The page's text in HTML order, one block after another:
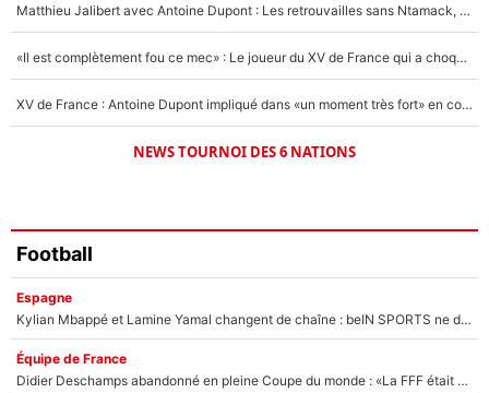
Matthieu Jalibert avec Antoine Dupont : Les retrouvailles sans Ntamack, «il y a eu des discussions»
«Il est complètement fou ce mec» : Le joueur du XV de France qui a choqué Matthieu Jalibert !
XV de France : Antoine Dupont impliqué dans «un moment très fort» en coulisses
NEWS TOURNOI DES 6 NATIONS
Football
Espagne
Kylian Mbappé et Lamine Yamal changent de chaîne : beIN SPORTS ne digère pas cette décision historique et prédit un fiasco pour la Liga
Équipe de France
Didier Deschamps abandonné en pleine Coupe du monde : «La FFF était déjà passée à Zinedine Zidane»